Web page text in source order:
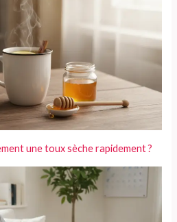
une toux sèche rapidement ?